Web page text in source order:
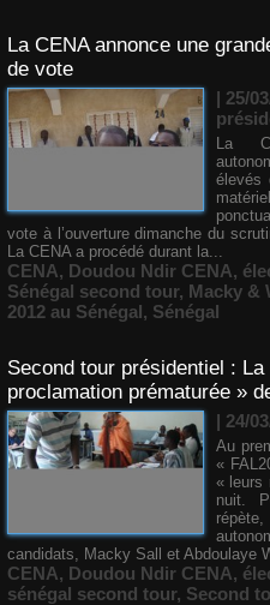
La CENA annonce une
de vote
| 25/
La
élevés
vote à l’ouverture dimanche du
La CENA a procédé durant la...
CENA, Doudou Ndir CENA,
Sénégal second tour, Macky &
2012 au Sénégal, Sénégal
Second tour présidentiel :
proclamation prématurée »
| 24/
Au
«
« leurs
nuit.
candidats, Macky Sall et Abdoulaye
CENA, Doudou Ndir CENA,
sénégal second tour, Second